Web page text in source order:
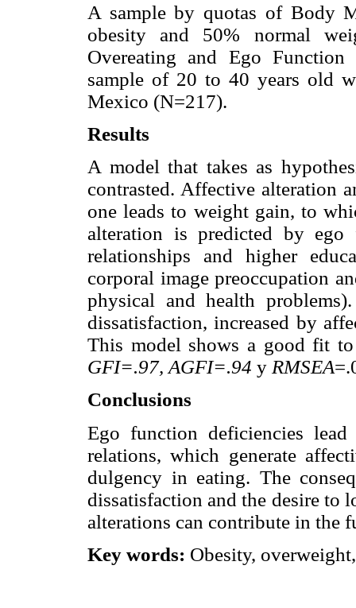
A sample by quotas of Body
obesity and 50% normal
Overeating and Ego
sample of 20 to 40 years old
Mexico (N=217).
Results
A model that takes as
contrasted. Affective alteration
one leads to weight gain, to
alteration is predicted by ego
relationships and higher
corporal image preoccupation
physical and health
dissatisfaction, increased by
This model shows a good fit
GFI=.97, AGFI=.94 y RMSEA
Conclusions
Ego function deficiencies
relations, which generate
dulgency in eating. The
dissatisfaction and the desire to
alterations can contribute in the
Key words: Obesity,